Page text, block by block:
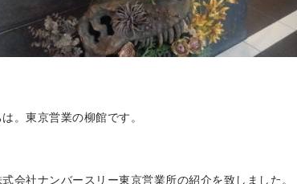
。東京営業の柳館です。
会社ナンバースリー東京営業所の紹介を致しました。